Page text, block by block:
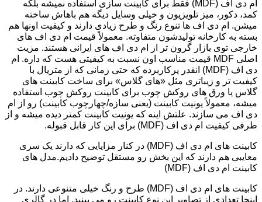
ام دی اف (MDF) فقط برای کابینت سازی استفاده نمیشه بلکه
کمد، دکور، میز تلویزیون و خیلی وسایل دیگه هم باهاش ساخته
میشن. ام دی اف ها تنوع رنگ و طرح زیادی دارند و کیفیت اونها هم
بسته به کارخانه تولیدشون متفاوته. معمولاً قیمت ام دی اف های
خارجی توی بازار گرون تر از ام دی اف های ایرانی هستند. مزیت
اصلی MDF قیمت مناسب اون نسبت به کیفیتی هست که داره. ام
دی اف (MDF) انقدر پرکاربرده که حتی زمانی که از متریال با
کیفیت تر و زیباتری مثل «های گلاس» برای ساخت کابینت های
گلاس یا ورق های روکش چوب برای کابینت روکش چوب استفاده
میشه، معمولاً یونیت کابینت (یعنی سازه/چهارچوب کابینت) رو از ام
دی اف می سازند. علتش اینه که یونیت کابینت کمتر دیده میشه و از
طرفی کیفیت ام دی اف (MDF) برای این کار قابل قبوله.
کابینت های ام دی اف (MDF) در کنار مزایایی که دارند یک سری
معایبی هم دارند که این بخش رو مستقل توضیح دادیم.مدل های
کابینت ام دی اف (MDF)
کابینت های ام دی اف (MDF) طرح و رنگ خیلی متنوعی دارند. در
اینجا تعدادی از تصاویر این نوع کابینت رو می بینید. اما در گالری